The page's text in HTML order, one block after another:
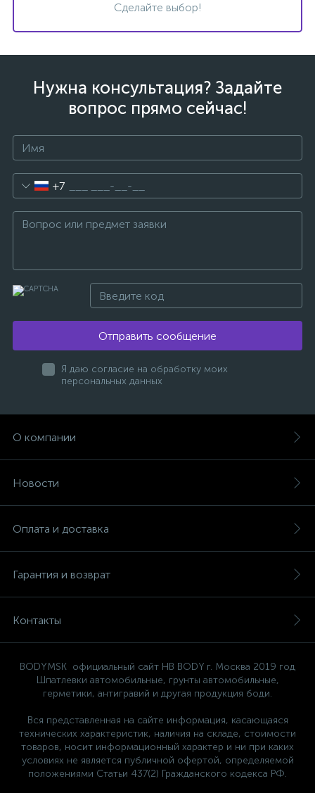
Сделайте выбор!
Нужна консультация? Задайте
вопрос прямо сейчас!
+7
Отправить сообщение
Я даю согласие на обработку моих
персональных данных
О компании
Новости
Оплата и доставка
Гарантия и возврат
Контакты
BODYMSK официальный сайт HB BODY г. Москва 2019 год
Шпатлевки автомобильные, грунты автомобильные,
герметики, антигравий и другая продукция боди.
Вся представленная на сайте информация, касающаяся
технических характеристик, наличия на складе, стоимости
товаров, носит информационный характер и ни при каких
условиях не является публичной офертой, определяемой
положениями Статьи 437(2) Гражданского кодекса РФ.